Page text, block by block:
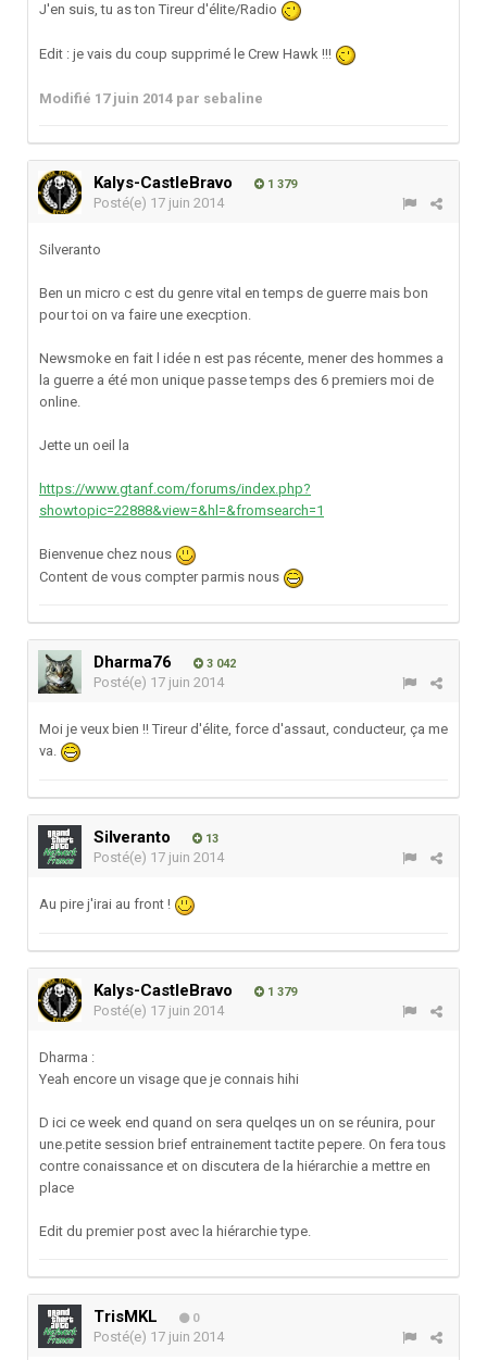
J'en suis, tu as ton Tireur d'élite/Radio
Edit : je vais du coup supprimé le Crew Hawk !!!
Modifié 17 juin 2014 par sebaline
Kalys-CastleBravo 1 379
Posté(e) 17 juin 2014
Silveranto
Ben un micro c est du genre vital en temps de guerre mais bon
pour toi on va faire une execption.
Newsmoke en fait l idée n est pas récente, mener des hommes a
la guerre a été mon unique passe temps des 6 premiers moi de
online.
Jette un oeil la
https://www.gtanf.com/forums/index.php?
showtopic=22888&view=&hl=&fromsearch=1
Bienvenue chez nous
Content de vous compter parmis nous
Dharma76 3 042
Posté(e) 17 juin 2014
Moi je veux bien !! Tireur d'élite, force d'assaut, conducteur, ça me
va.
Silveranto 13
Posté(e) 17 juin 2014
Au pire j'irai au front !
Kalys-CastleBravo 1 379
Posté(e) 17 juin 2014
Dharma :
Yeah encore un visage que je connais hihi
D ici ce week end quand on sera quelqes un on se réunira, pour
une.petite session brief entrainement tactite pepere. On fera tous
contre conaissance et on discutera de la hiérarchie a mettre en
place
Edit du premier post avec la hiérarchie type.
TrisMKL 0
Posté(e) 17 juin 2014